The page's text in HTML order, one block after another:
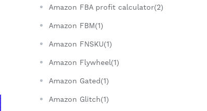
Amazon FBA profit calculator(2)
Amazon FBM(1)
Amazon FNSKU(1)
Amazon Flywheel(1)
Amazon Gated(1)
Amazon Glitch(1)